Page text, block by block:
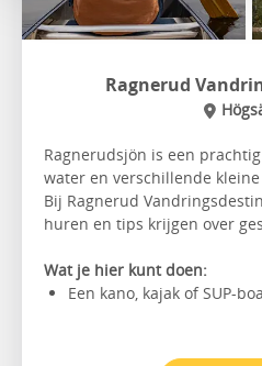
Ragnerud
Ragnerudsjön is een
water en verschillende
Bij Ragnerud
huren en tips krijgen over
Wat je hier kunt doen:
Een kano, kajak of SUP-